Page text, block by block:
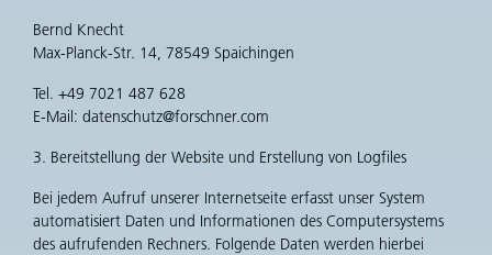
Bernd Knecht
Max-Planck-Str. 14, 78549 Spaichingen
Tel. +49 7021 487 628
E-Mail: datenschutz@forschner.com
3. Bereitstellung der Website und Erstellung von Logfiles
Bei jedem Aufruf unserer Internetseite erfasst unser System
automatisiert Daten und Informationen des Computersystems
des aufrufenden Rechners. Folgende Daten werden hierbei